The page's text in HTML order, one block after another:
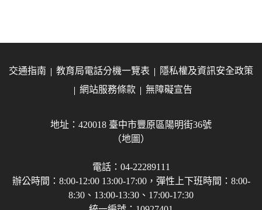
交通指南 教育局電話分機一覽表
隱私權及資訊安全政策
網站服務條款
無障礙宣告
地址：420018 臺中市豐原區陽明街36號
（地圖）
電話：04-22289111
辦公時間：8:00-12:00 13:00-17:00，彈性上下班時間：8:00-
8:30、13:00-13:30、17:00-17:30